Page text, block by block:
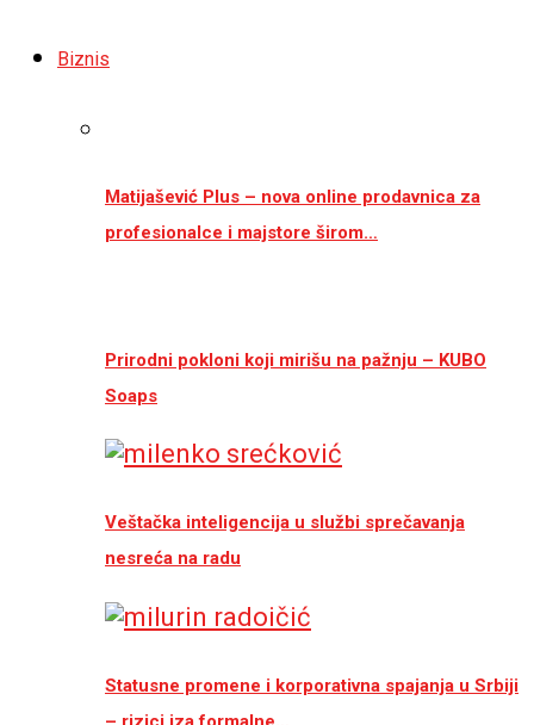
Biznis
Matijašević Plus – nova online prodavnica za
profesionalce i majstore širom…
Prirodni pokloni koji mirišu na pažnju – KUBO
Soaps
Veštačka inteligencija u službi sprečavanja
nesreća na radu
Statusne promene i korporativna spajanja u Srbiji